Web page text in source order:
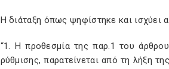
Η διάταξη όπως ψηφίστηκε και ισχύει
“1. Η προθεσμία της παρ.1 του
ρύθμισης, παρατείνεται από τη λήξη